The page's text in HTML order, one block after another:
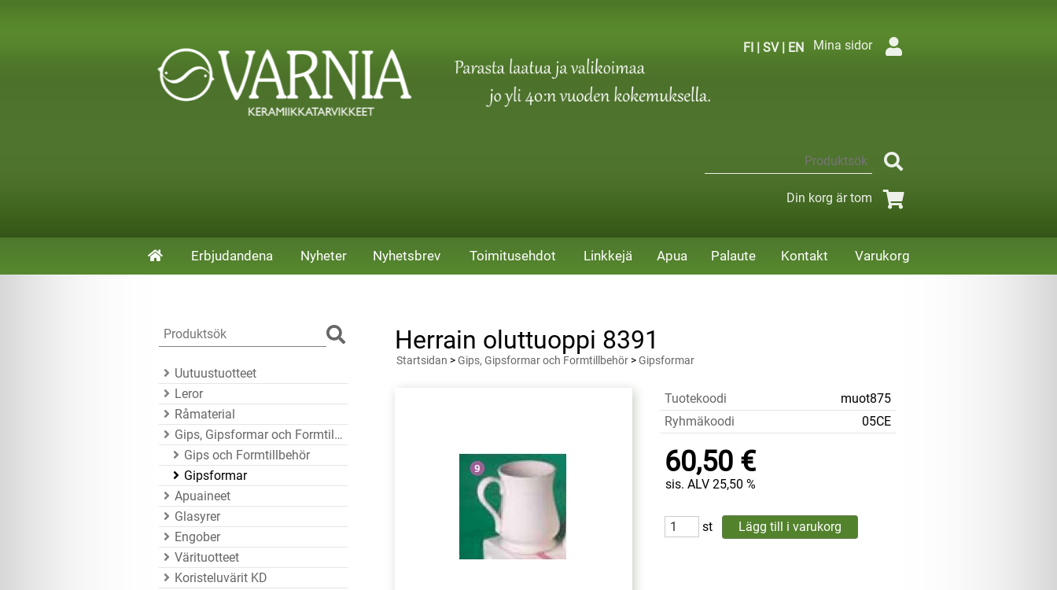
FI | SV| EN Mina sidor
Din korg är tom
Erbjudandena Nyheter Nyhetsbrev Toimitusehdot Linkkejä Apua Palaute Kontakt Varukorg
Uutuustuotteet
Leror
Råmaterial
Gips, Gipsformar och Formtillbehör
Gips och Formtillbehör
Gipsformar
Apuaineet
Glasyrer
Engober
Värituotteet
Koristeluvärit KD
Herrain oluttuoppi 8391
Startsidan >Gips, Gipsformar och Formtillbehör >Gipsformar
Tuotekoodi
muot875
Ryhmäkoodi
05CE
60,50 €
sis. ALV 25,50 %
st